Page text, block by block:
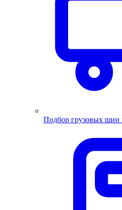
Подбор грузовых шин